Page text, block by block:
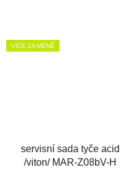
VÍCE ZA MÉNĚ
servisní sada tyče acid
/viton/ MAR-Z08bV-H